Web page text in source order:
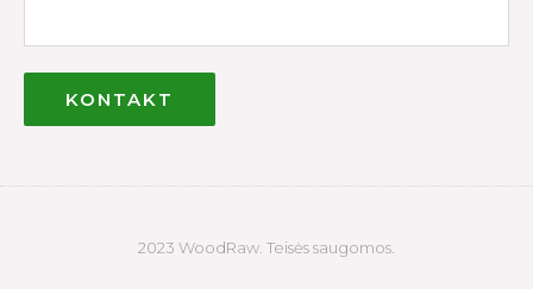
KONTAKT
2023 WoodRaw. Teisės saugomos.